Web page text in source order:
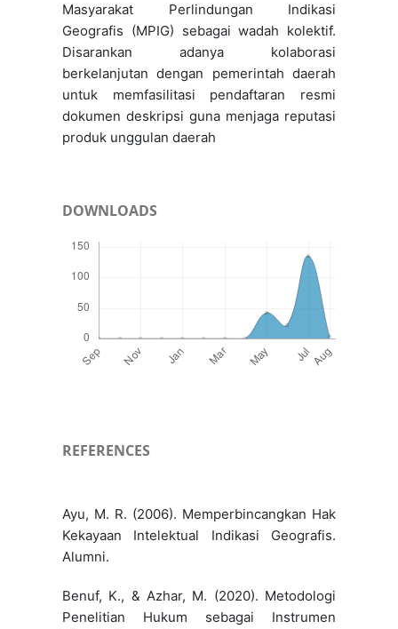
Masyarakat Perlindungan Indikasi
Geografis (MPIG) sebagai wadah kolektif.
Disarankan adanya kolaborasi
berkelanjutan dengan pemerintah daerah
untuk memfasilitasi pendaftaran resmi
dokumen deskripsi guna menjaga reputasi
produk unggulan daerah
DOWNLOADS
REFERENCES
Ayu, M. R. (2006). Memperbincangkan Hak
Kekayaan Intelektual Indikasi Geografis.
Alumni.
Benuf, K., & Azhar, M. (2020). Metodologi
Penelitian Hukum sebagai Instrumen